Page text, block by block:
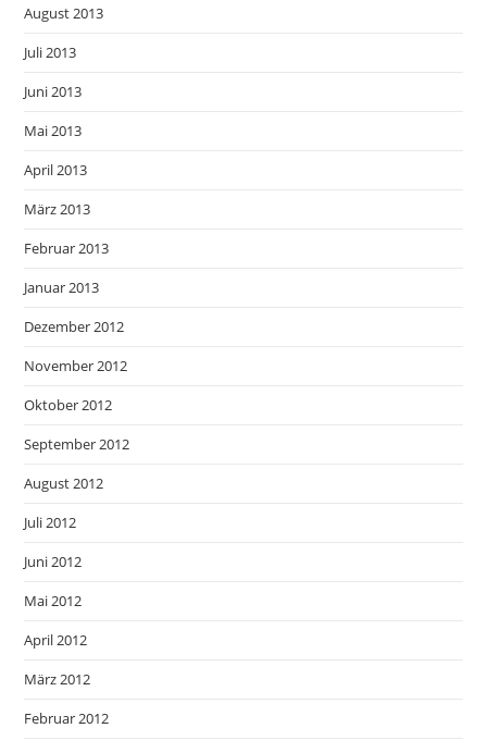
August 2013
Juli 2013
Juni 2013
Mai 2013
April 2013
März 2013
Februar 2013
Januar 2013
Dezember 2012
November 2012
Oktober 2012
September 2012
August 2012
Juli 2012
Juni 2012
Mai 2012
April 2012
März 2012
Februar 2012